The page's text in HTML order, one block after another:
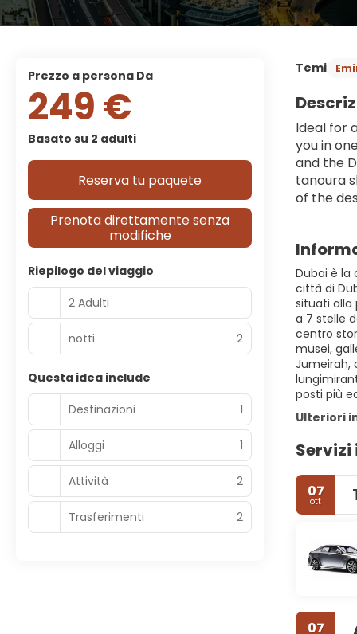
Temi
Ideal for
you in
and the
tanoura
of the
Dubai è la
città di
situati alla
a 7 stelle
centro
musei,
Jumeirah,
posti più
Ulteriori
07
ott
07
prezzo a persona Da
249 €
Basato su 2 adulti
Reserva tu paquete
Prenota direttamente senza
modifiche
Riepilogo del viaggio
2 Adulti
notti 2
Questa idea include
Destinazioni
1
Alloggi 1
Attività 2
Trasferimenti 2